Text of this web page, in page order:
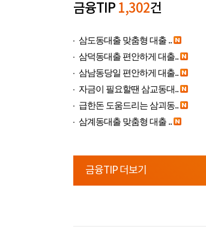
금융TIP 1,302건
삼도동대출 맞춤형 대출 ..
삼덕동대출 편안하게 대출..
삼남동당일 편안하게 대출..
자금이 필요할땐 삼교동대..
급한돈 도움드리는 삼괴동..
삼계동대출 맞춤형 대출 ..
금융TIP 더보기